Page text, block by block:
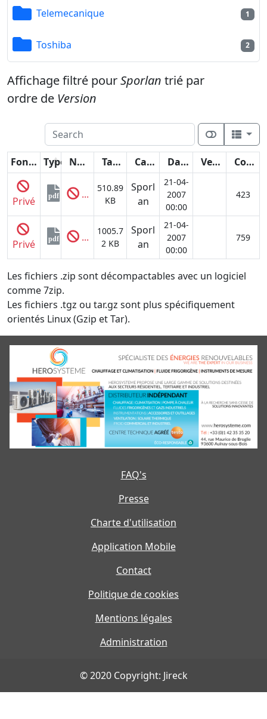
Telemecanique 1
Toshiba 2
Affichage filtré pourSporlan trié par
ordre de Version
Fonctions Type Nom Taille Catégorie Date Version Compteur
Privé pdf ...
510.89
KB
Sporl
an
21-04-
2007
00:00
423
Privé pdf ...
1005.7
2 KB
Sporl
an
21-04-
2007
00:00
759
Les fichiers .zip sont décompactables avec un logiciel
comme 7zip.
Les fichiers .tgz ou tar.gz sont plus spécifiquement
orientés Linux (Gzip et Tar).
FAQ's
Presse
Charte d'utilisation
Application Mobile
Contact
Politique de cookies
Mentions légales
Administration
© 2020 Copyright: Jireck